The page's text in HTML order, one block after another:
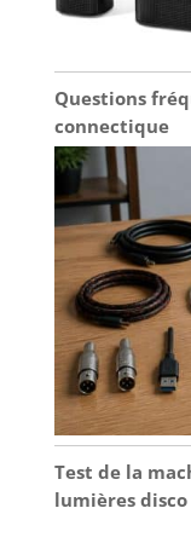
Questions
connectique
Test de la
lumières